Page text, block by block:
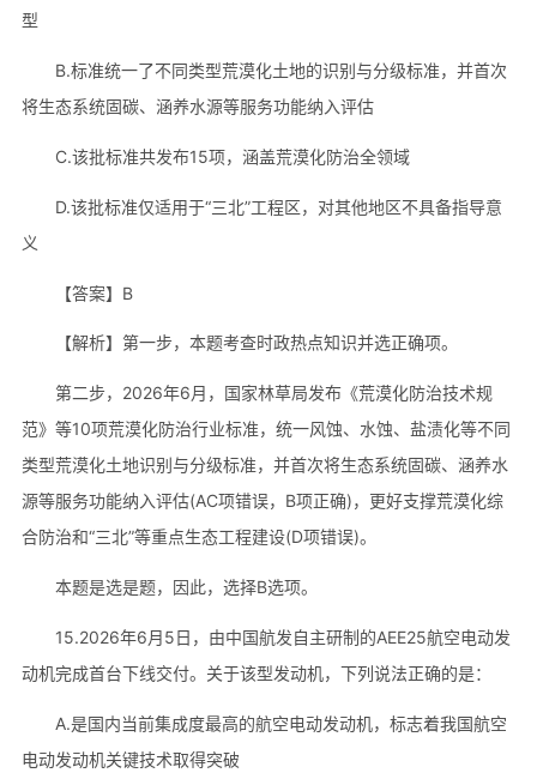
型
B.标准统一了不同类型荒漠化土地的识别与分级标准，并首次
将生态系统固碳、涵养水源等服务功能纳入评估
C.该批标准共发布15项，涵盖荒漠化防治全领域
D.该批标准仅适用于“三北”工程区，对其他地区不具备指导意
义
【答案】B
【解析】第一步，本题考查时政热点知识并选正确项。
第二步，2026年6月，国家林草局发布《荒漠化防治技术规
范》等10项荒漠化防治行业标准，统一风蚀、水蚀、盐渍化等不同
类型荒漠化土地识别与分级标准，并首次将生态系统固碳、涵养水
源等服务功能纳入评估(AC项错误，B项正确)，更好支撑荒漠化综
合防治和“三北”等重点生态工程建设(D项错误)。
本题是选是题，因此，选择B选项。
15.2026年6月5日，由中国航发自主研制的AEE25航空电动发
动机完成首台下线交付。关于该型发动机，下列说法正确的是：
A.是国内当前集成度最高的航空电动发动机，标志着我国航空
电动发动机关键技术取得突破